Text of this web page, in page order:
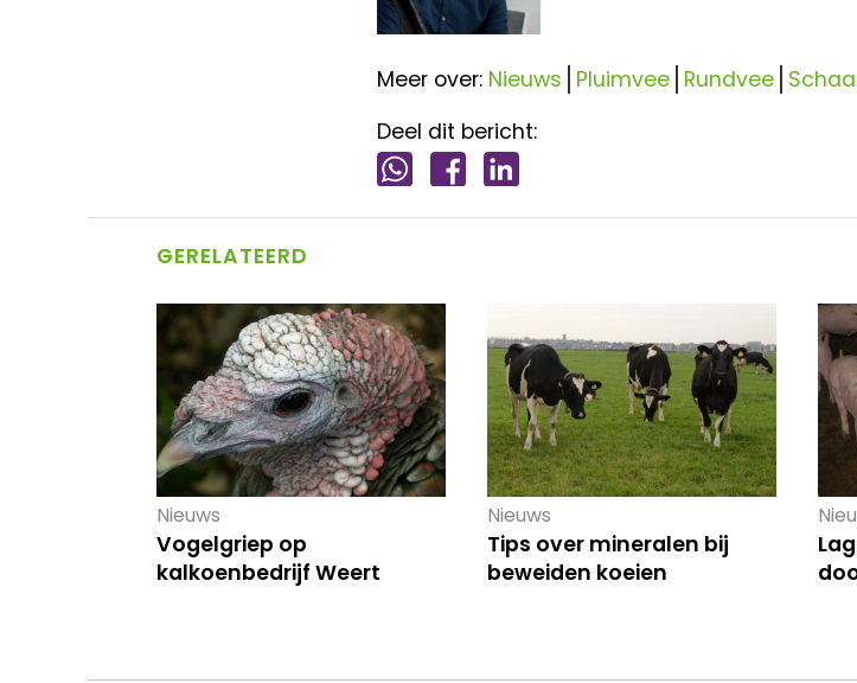
Meer over: Nieuws Pluimvee Rundvee
Deel dit bericht:
GERELATEERD
Nieuws
Vogelgriep op
kalkoenbedrijf Weert
Nieuws
Tips over mineralen bij
beweiden koeien